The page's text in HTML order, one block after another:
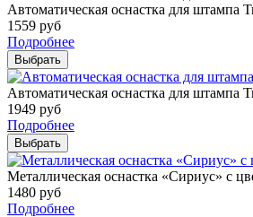
Автоматическая оснастка для штампа
1559 руб
Подробнее
Выбрать
Автоматическая оснастка для штампа
1949 руб
Подробнее
Выбрать
Металлическая оснастка «Сириус» с
1480 руб
Подробнее